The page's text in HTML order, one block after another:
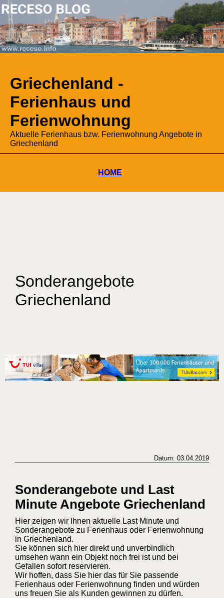
Griechenland -
Ferienhaus und
Ferienwohnung
Aktuelle Ferienhaus bzw. Ferienwohnung Angebote in
Griechenland
HOME
Sonderangebote
Griechenland
Datum: 03.04.2019
Sonderangebote und Last
Minute Angebote Griechenland
Hier zeigen wir Ihnen aktuelle Last Minute und
Sonderangebote zu Ferienhaus oder Ferienwohnung
in Griechenland.
Sie können sich hier direkt und unverbindlich
umsehen wann ein Objekt noch frei ist und bei
Gefallen sofort reservieren.
Wir hoffen, dass Sie hier das für Sie passende
Ferienhaus oder Ferienwohnung finden und würden
uns freuen Sie als Kunden gewinnen zu dürfen.